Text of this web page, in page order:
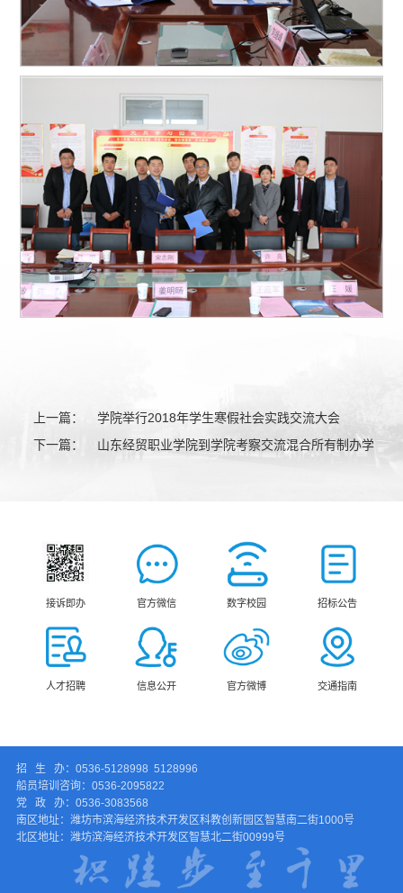
上一篇：
学院举行2018年学生寒假社会实践交流大会
下一篇：
山东经贸职业学院到学院考察交流混合所有制办学
接诉即办 官方微信 数字校园 招标公告
人才招聘 信息公开 官方微博 交通指南
招 生 办：0536-5128998 5128996
船员培训咨询：0536-2095822
党 政 办：0536-3083568
南区地址：潍坊市滨海经济技术开发区科教创新园区智慧南二街1000号
北区地址：潍坊滨海经济技术开发区智慧北二街00999号